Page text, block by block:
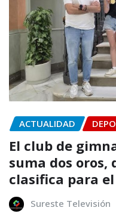
ACTUALIDAD
El club de
suma dos oros,
clasifica para
Sureste Televisión